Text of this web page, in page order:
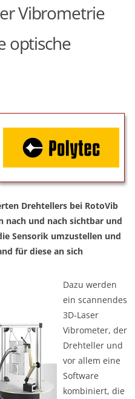
Vibrometrie
optische
Drehtellers bei RotoVib
nach und nach sichtbar und
Sensorik umzustellen und
für diese an sich
Dazu werden
ein scannendes
3D-Laser
Vibrometer, der
Drehteller und
vor allem eine
Software
kombiniert, die